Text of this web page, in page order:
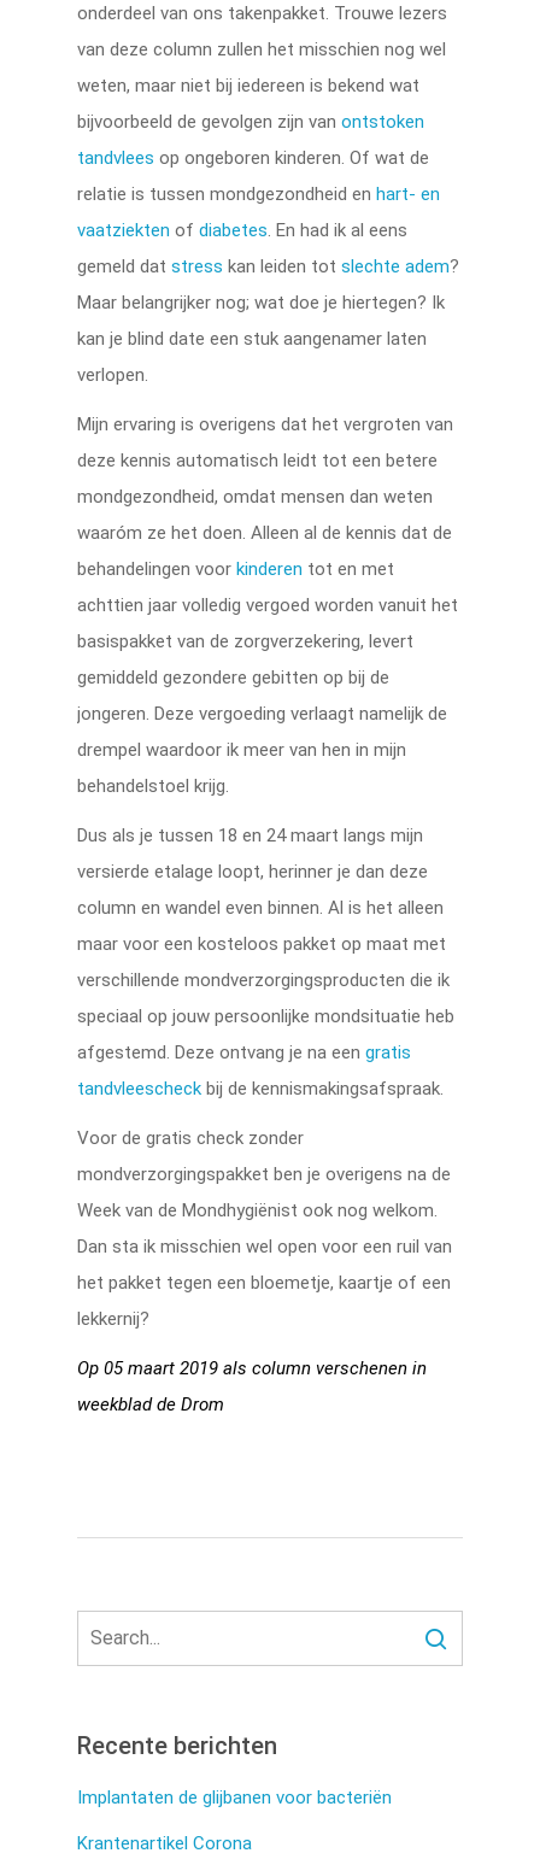
onderdeel van ons takenpakket. Trouwe lezers
van deze column zullen het misschien nog wel
weten, maar niet bij iedereen is bekend wat
bijvoorbeeld de gevolgen zijn vanontstoken
tandvlees op ongeboren kinderen. Of wat de
relatie is tussen mondgezondheid enhart- en
vaatziekten ofdiabetes. En had ik al eens
gemeld datstress kan leiden totslechte adem?
Maar belangrijker nog; wat doe je hiertegen? Ik
kan je blind date een stuk aangenamer laten
verlopen.
Mijn ervaring is overigens dat het vergroten van
deze kennis automatisch leidt tot een betere
mondgezondheid, omdat mensen dan weten
waaróm ze het doen. Alleen al de kennis dat de
behandelingen voorkinderen tot en met
achttien jaar volledig vergoed worden vanuit het
basispakket van de zorgverzekering, levert
gemiddeld gezondere gebitten op bij de
jongeren. Deze vergoeding verlaagt namelijk de
drempel waardoor ik meer van hen in mijn
behandelstoel krijg.
Dus als je tussen 18 en 24 maart langs mijn
versierde etalage loopt, herinner je dan deze
column en wandel even binnen. Al is het alleen
maar voor een kosteloos pakket op maat met
verschillende mondverzorgingsproducten die ik
speciaal op jouw persoonlijke mondsituatie heb
afgestemd. Deze ontvang je na eengratis
tandvleescheck bij de kennismakingsafspraak.
Voor de gratis check zonder
mondverzorgingspakket ben je overigens na de
Week van de Mondhygiënist ook nog welkom.
Dan sta ik misschien wel open voor een ruil van
het pakket tegen een bloemetje, kaartje of een
lekkernij?
Op 05 maart 2019 als column verschenen in
weekblad de Drom
Recente berichten
Implantaten de glijbanen voor bacteriën
Krantenartikel Corona